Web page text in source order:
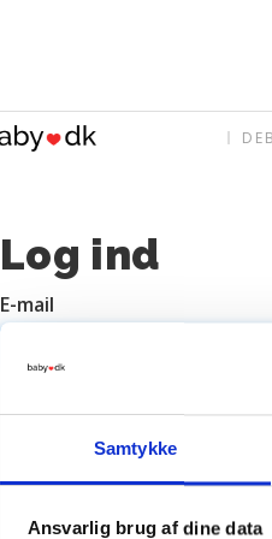
Samtykke
Ansvarlig brug af dine data
Log ind
E-mail